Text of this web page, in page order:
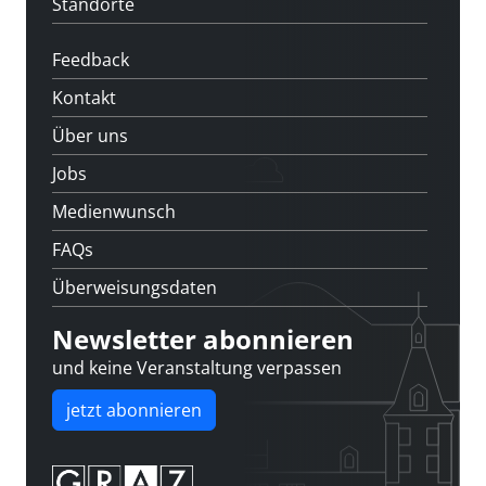
Standorte
Feedback
Kontakt
Über uns
Jobs
Medienwunsch
FAQs
Überweisungsdaten
Newsletter abonnieren
und keine Veranstaltung verpassen
jetzt abonnieren